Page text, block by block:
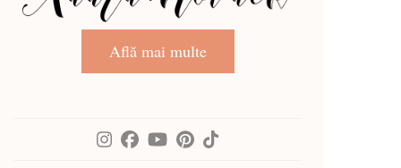
Află mai multe